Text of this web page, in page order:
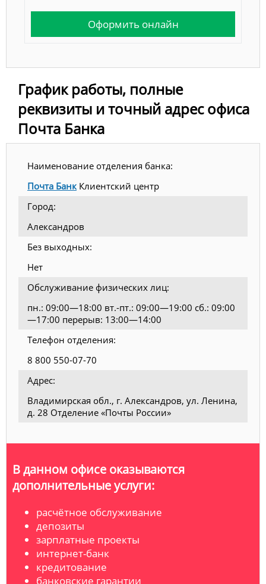
Оформить онлайн
График работы, полные
реквизиты и точный адрес офиса
Почта Банка
Наименование отделения банка:
Почта БанкКлиентский центр
Город:
Александров
Без выходных:
Нет
Обслуживание физических лиц:
пн.: 09:00—18:00 вт.-пт.: 09:00—19:00 сб.: 09:00
—17:00 перерыв: 13:00—14:00
Телефон отделения:
8 800 550-07-70
Адрес:
Владимирская обл., г. Александров, ул. Ленина,
д. 28 Отделение «Почты России»
В данном офисе оказываются
дополнительные услуги:
расчётное обслуживание
депозиты
зарплатные проекты
интернет-банк
кредитование
банковские гарантии